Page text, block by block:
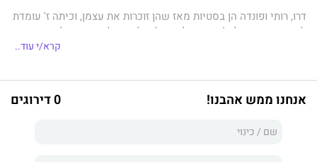
דרוּ, רותי ופונדה הן בסטיות מאז שהן זוכרות את עצמן, וכיתה ז' עומדת
להיות ה־שנה שלהן! הן כבר לא יכולות לחכות לעשות הכול יחד,
ובעיקר ליהנות מהעובדה שהן סוף־סוף ילמדו יחד. אבל אז...
החלום המשותף להיות בלתי־נפרדות כל הזמן. הקראש של דרוּ,
כאילו הוא בכלל לא מכיר אותה, ועכשיו הוא כל מה שהיא יכולה
קרא/י עוד..
אנחנו ממש אהבנו! 0 דירוגים